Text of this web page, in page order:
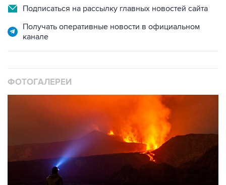
Подписаться на рассылку главных новостей сайта
Получать оперативные новости в официальном
канале
ФОТОГАЛЕРЕИ